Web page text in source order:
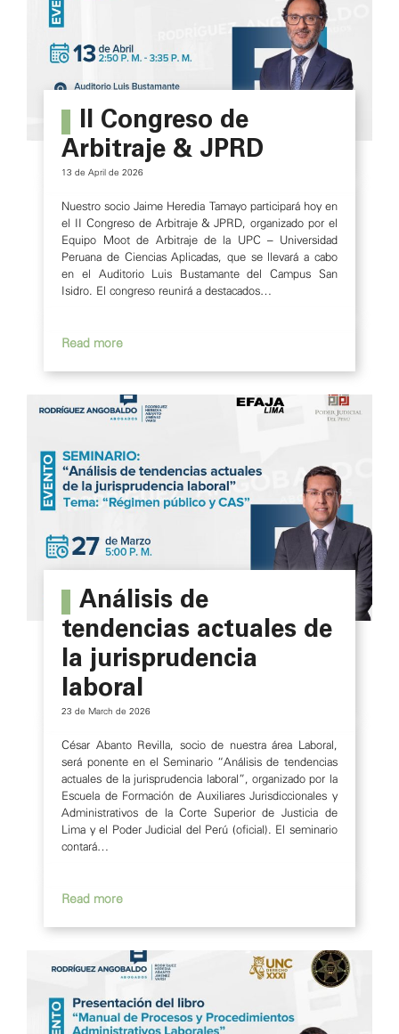
II Congreso de
Arbitraje & JPRD
13 de April de 2026
Nuestro socio Jaime Heredia Tamayo participará hoy en
el II Congreso de Arbitraje & JPRD, organizado por el
Equipo Moot de Arbitraje de la UPC – Universidad
Peruana de Ciencias Aplicadas, que se llevará a cabo
en el Auditorio Luis Bustamante del Campus San
Isidro. El congreso reunirá a destacados…
Análisis de
tendencias actuales de
la jurisprudencia
laboral
23 de March de 2026
César Abanto Revilla, socio de nuestra área Laboral,
será ponente en el Seminario “Análisis de tendencias
actuales de la jurisprudencia laboral”, organizado por la
Escuela de Formación de Auxiliares Jurisdiccionales y
Administrativos de la Corte Superior de Justicia de
Lima y el Poder Judicial del Perú (oficial). El seminario
contará…